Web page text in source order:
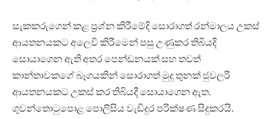
සැකකරුගෙන් කළ ප්‍රශ්න කිරීමේදි සොරාගත් රන්මාලය උකස්
ආයතනයකට අලෙවි කිරීමෙන් පසු උණුකර තිබියදි
සොයාගෙන ඇති අතර පෙන්ඩනයක් සහ තවත්
කාන්තාවකගේ බෑගයකින් සොරාගත් මුදු තුනක් ජුවලරි
ආයතනයකට උකස් කර තිබියදී සොයාගෙන ඇත.
ගුවන්තොටුපොළ පොලිසිය වැඩිදුර පරික්ෂණ සිදුකරයි.